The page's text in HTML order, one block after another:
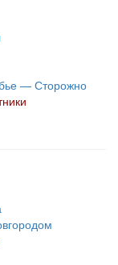
— Сторожно